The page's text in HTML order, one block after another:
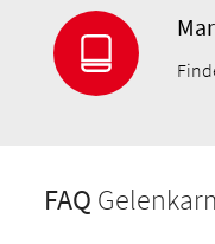
FAQ